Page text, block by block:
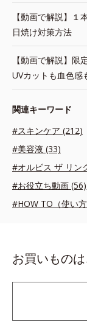
【動画で解説】１
日焼け対策方法
【動画で解説】限
UVカットも血色感
関連キーワード
#スキンケア (212)
#美容液 (33)
#オルビス ザ リン
#お役立ち動画 (56)
#HOW TO（使い
お買いもの